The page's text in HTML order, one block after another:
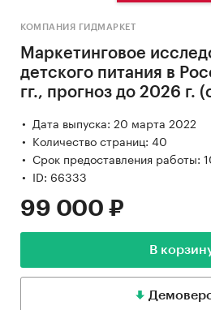
КОМПАНИЯ ГИДМАРКЕТ
Маркетинговое
детского питания в
гг., прогноз до 2026 г.
Дата выпуска: 20 марта 2022
Количество страниц: 40
Срок предоставления работы:
ID: 66333
99 000 ₽
В